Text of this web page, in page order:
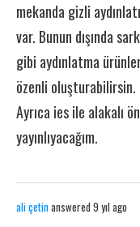
mekanda gizli
var. Bunun dışında
gibi aydınlatma
özenli
Ayrıca ies ile alakalı
yayınlıyacağım.
ali çetinanswered 9 yıl ago